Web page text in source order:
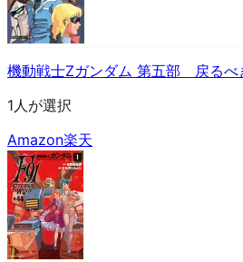
機動戦士Zガンダム 第五部 戻るべ
1人が選択
Amazon楽天